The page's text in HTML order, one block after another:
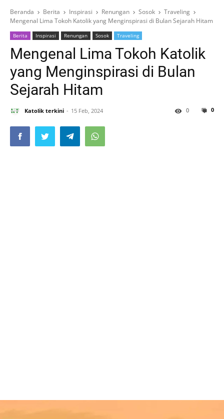
Beranda Berita Inspirasi Renungan Sosok
Traveling
Mengenal Lima Tokoh Katolik yang Menginspirasi di Bulan Sejarah Hitam
Berita Inspirasi Renungan Sosok Traveling
Mengenal Lima Tokoh Katolik
yang Menginspirasi di Bulan
Sejarah Hitam
Katolik terkini 15 Feb, 2024 0
0